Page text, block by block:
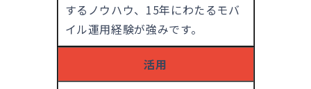
するノウハウ、15年にわたるモバ
イル運用経験が強みです。
活用